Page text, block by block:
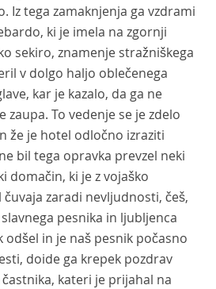
Iz tega zamaknjenja ga vzdrami
ki je imela na zgornji
sekiro, znamenje stražniškega
v dolgo haljo oblečenega
kar je kazalo, da ga ne
zaupa. To vedenje se je zdelo
že je hotel odločno izraziti
bil tega opravka prevzel neki
domačin, ki je z vojaško
zaradi nevljudnosti, češ,
pesnika in ljubljenca
odšel in je naš pesnik počasno
doide ga krepek pozdrav
kateri je prijahal na